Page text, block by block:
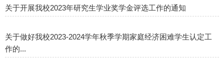
关于开展我校2023年研究生学业奖学金评选工作的通知
关于做好我校2023-2024学年秋季学期家庭经济困难学生认定工
作的...